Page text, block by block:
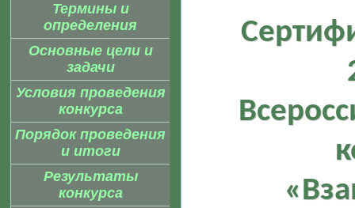
Термины и
определения
Основные цели и
задачи
Условия проведения
конкурса
Порядок проведения
и итоги
Результаты
конкурса